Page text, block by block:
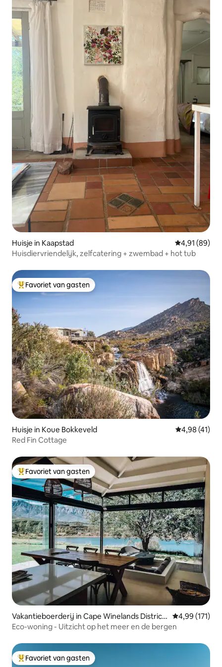
Huisje in Kaapstad Gemiddelde
4,91 (89)
Huisdiervriendelijk, zelfcatering + zwembad + hot tub
Topfavoriet van gasten
Favoriet van gasten
Huisje in Koue Bokkeveld Gemiddelde
4,98 (41)
Red Fin Cottage
Topfavoriet van gasten
Favoriet van gasten
Vakantieboerderij in Cape Winelands District
Municipality
Gemiddelde
4,99 (171)
Eco-woning - Uitzicht op het meer en de bergen
Topfavoriet van gasten
Favoriet van gasten